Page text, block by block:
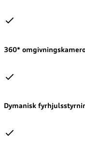
360*
Dymanisk